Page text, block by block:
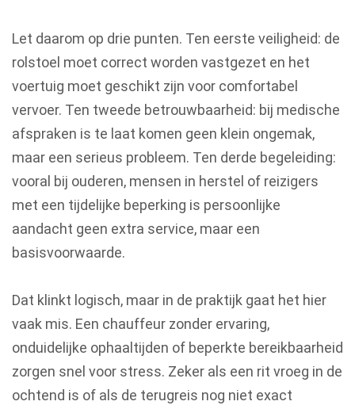
Let daarom op drie punten. Ten eerste veiligheid: de
rolstoel moet correct worden vastgezet en het
voertuig moet geschikt zijn voor comfortabel
vervoer. Ten tweede betrouwbaarheid: bij medische
afspraken is te laat komen geen klein ongemak,
maar een serieus probleem. Ten derde begeleiding:
vooral bij ouderen, mensen in herstel of reizigers
met een tijdelijke beperking is persoonlijke
aandacht geen extra service, maar een
basisvoorwaarde.
Dat klinkt logisch, maar in de praktijk gaat het hier
vaak mis. Een chauffeur zonder ervaring,
onduidelijke ophaaltijden of beperkte bereikbaarheid
zorgen snel voor stress. Zeker als een rit vroeg in de
ochtend is of als de terugreis nog niet exact